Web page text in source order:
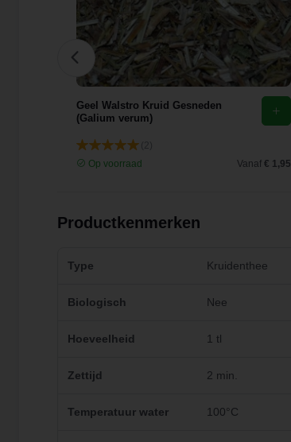
Geel Walstro Kruid Gesneden
(Galium verum)
Op voorraad
Vanaf € 1,95
Productkenmerken
Type Kruidenthee
Biologisch Nee
Hoeveelheid 1 tl
Zettijd 2 min.
Temperatuur water 100°C